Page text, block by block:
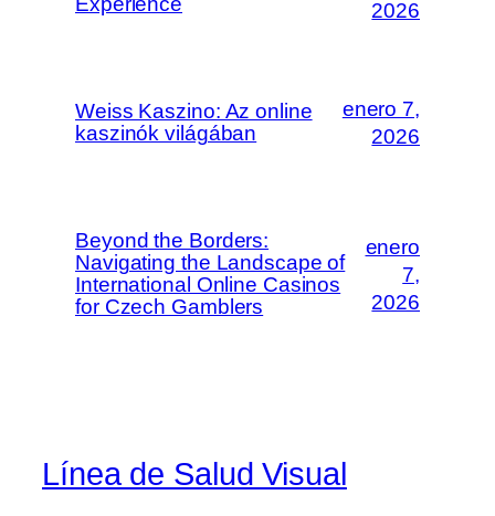
2026
Weiss Kaszino: Az online
kaszinók világában
enero 7,
2026
Beyond the Borders:
Navigating the Landscape of
International Online Casinos
for Czech Gamblers
enero
7,
2026
Línea de Salud Visual